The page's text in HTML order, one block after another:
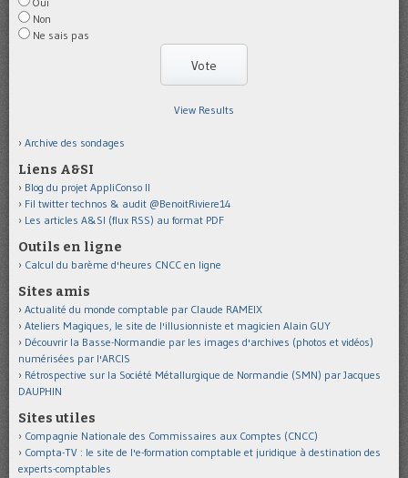
Non
Ne sais pas
View Results
Archive des sondages
Liens A&SI
Blog du projet AppliConso II
Fil twitter technos & audit @BenoitRiviere14
Les articles A&SI (flux RSS) au format PDF
Outils en ligne
Calcul du barème d'heures CNCC en ligne
Sites amis
Actualité du monde comptable par Claude RAMEIX
Ateliers Magiques, le site de l'illusionniste et magicien Alain GUY
Découvrir la Basse-Normandie par les images d'archives (photos et vidéos)
numérisées par l'ARCIS
Rétrospective sur la Société Métallurgique de Normandie (SMN) par Jacques
DAUPHIN
Sites utiles
Compagnie Nationale des Commissaires aux Comptes (CNCC)
Compta-TV : le site de l'e-formation comptable et juridique à destination des
experts-comptables